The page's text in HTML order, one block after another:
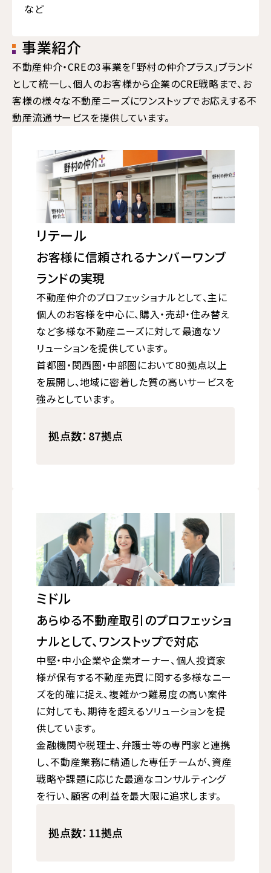
など
事業紹介
不動産仲介・CREの3事業を「野村の仲介プラス」ブランド
として統一し、個人のお客様から企業のCRE戦略まで、お
客様の様々な不動産ニーズにワンストップでお応えする不
動産流通サービスを提供しています。
リテール
お客様に信頼されるナンバーワンブ
ランドの実現
不動産仲介のプロフェッショナルとして、主に
個人のお客様を中心に、購入・売却・住み替え
など多様な不動産ニーズに対して最適なソ
リューションを提供しています。
首都圏・関西圏・中部圏において80拠点以上
を展開し、地域に密着した質の高いサービスを
強みとしています。
拠点数：87拠点
ミドル
あらゆる不動産取引のプロフェッショ
ナルとして、ワンストップで対応
中堅・中小企業や企業オーナー、個人投資家
様が保有する不動産売買に関する多様なニー
ズを的確に捉え、複雑かつ難易度の高い案件
に対しても、期待を超えるソリューションを提
供しています。
金融機関や税理士、弁護士等の専門家と連携
し、不動産業務に精通した専任チームが、資産
戦略や課題に応じた最適なコンサルティング
を行い、顧客の利益を最大限に追求します。
拠点数：11拠点